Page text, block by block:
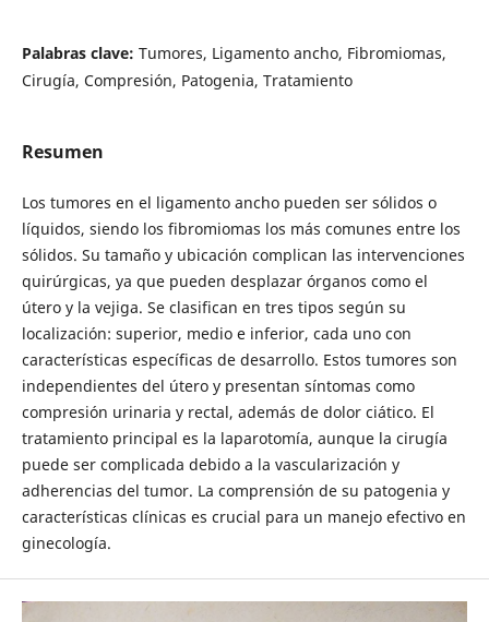
Palabras clave: Tumores, Ligamento ancho, Fibromiomas,
Cirugía, Compresión, Patogenia, Tratamiento
Resumen
Los tumores en el ligamento ancho pueden ser sólidos o
líquidos, siendo los fibromiomas los más comunes entre los
sólidos. Su tamaño y ubicación complican las intervenciones
quirúrgicas, ya que pueden desplazar órganos como el
útero y la vejiga. Se clasifican en tres tipos según su
localización: superior, medio e inferior, cada uno con
características específicas de desarrollo. Estos tumores son
independientes del útero y presentan síntomas como
compresión urinaria y rectal, además de dolor ciático. El
tratamiento principal es la laparotomía, aunque la cirugía
puede ser complicada debido a la vascularización y
adherencias del tumor. La comprensión de su patogenia y
características clínicas es crucial para un manejo efectivo en
ginecología.